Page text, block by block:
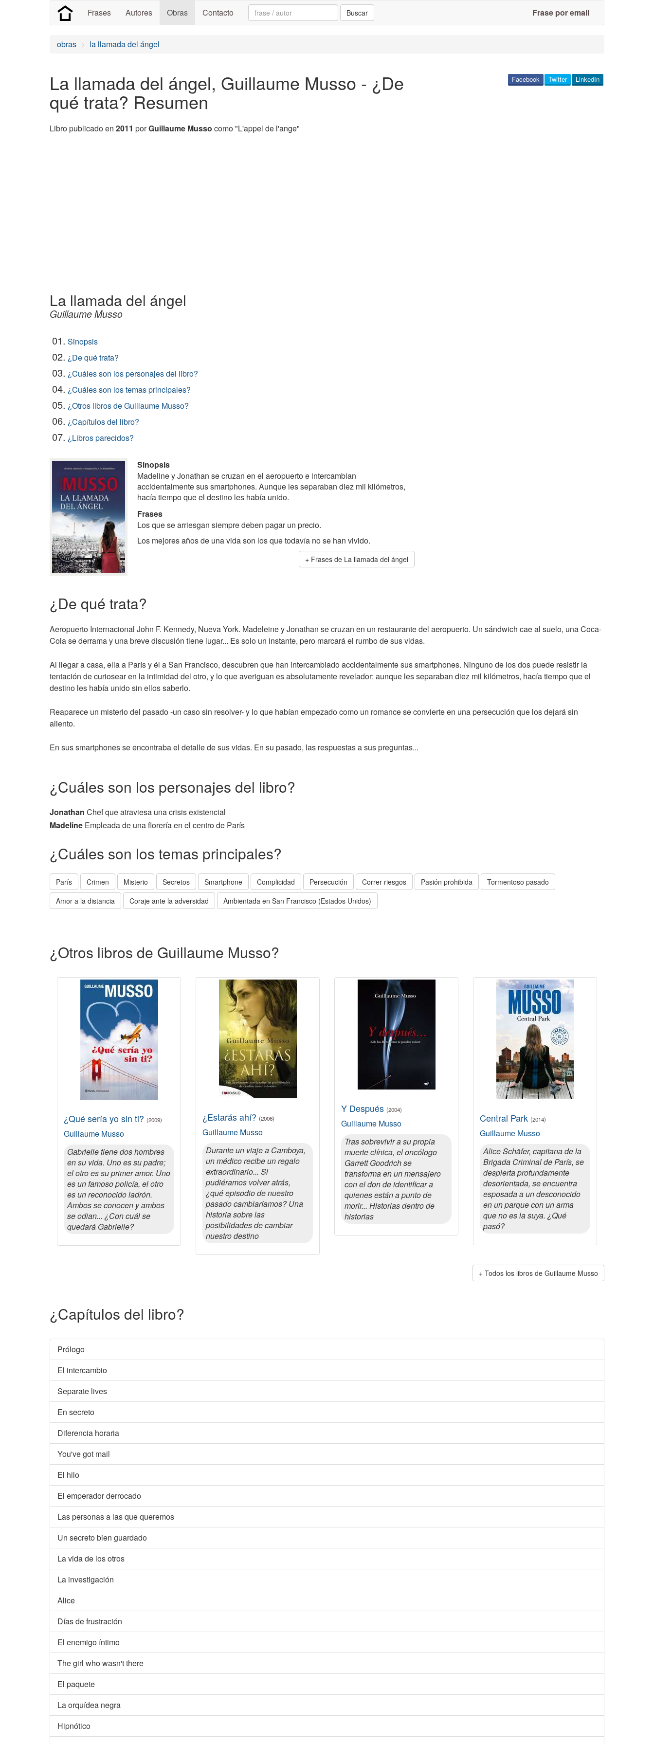
Frases Autores Obras Contacto Search: Buscar Frase por email
obras la llamada del ángel
La llamada del ángel, Guillaume Musso - ¿De
qué trata? Resumen
Libro publicado en 2011 porGuillaume Musso como "L'appel de l'ange"
LinkedIn
Twitter
Facebook
La llamada del ángel
Guillaume Musso
01. Sinopsis
02. ¿De qué trata?
03. ¿Cuáles son los personajes del libro?
04. ¿Cuáles son los temas principales?
05. ¿Otros libros de Guillaume Musso?
06. ¿Capítulos del libro?
07. ¿Libros parecidos?
Sinopsis
Madeline y Jonathan se cruzan en el aeropuerto e intercambian
accidentalmente sus smartphones. Aunque les separaban diez mil kilómetros,
hacía tiempo que el destino les había unido.
Frases
Los que se arriesgan siempre deben pagar un precio.
Los mejores años de una vida son los que todavía no se han vivido.
Frases de La llamada del ángel
¿De qué trata?
Aeropuerto Internacional John F. Kennedy, Nueva York. Madeleine y Jonathan se cruzan en un restaurante del aeropuerto. Un sándwich cae al suelo, una Coca-
Cola se derrama y una breve discusión tiene lugar... Es solo un instante, pero marcará el rumbo de sus vidas.
Al llegar a casa, ella a París y él a San Francisco, descubren que han intercambiado accidentalmente sus smartphones. Ninguno de los dos puede resistir la
tentación de curiosear en la intimidad del otro, y lo que averiguan es absolutamente revelador: aunque les separaban diez mil kilómetros, hacía tiempo que el
destino les había unido sin ellos saberlo.
Reaparece un misterio del pasado -un caso sin resolver- y lo que habían empezado como un romance se convierte en una persecución que los dejará sin
aliento.
En sus smartphones se encontraba el detalle de sus vidas. En su pasado, las respuestas a sus preguntas...
¿Cuáles son los personajes del libro?
Jonathan Chef que atraviesa una crisis existencial
Madeline Empleada de una florería en el centro de París
¿Cuáles son los temas principales?
París Crimen Misterio Secretos Smartphone Complicidad Persecución Correr riesgos Pasión prohibida
Tormentoso pasado
Amor a la distancia
Coraje ante la adversidad Ambientada en San Francisco (Estados Unidos)
¿Otros libros de Guillaume Musso?
¿Qué sería yo sin ti? (2009)
Guillaume Musso
Gabrielle tiene dos hombres
en su vida. Uno es su padre;
el otro es su primer amor. Uno
es un famoso policía, el otro
es un reconocido ladrón.
Ambos se conocen y ambos
se odian... ¿Con cuál se
quedará Gabrielle?
¿Estarás ahí? (2006)
Guillaume Musso
Durante un viaje a Camboya,
un médico recibe un regalo
extraordinario... Si
pudiéramos volver atrás,
¿qué episodio de nuestro
pasado cambiaríamos? Una
historia sobre las
posibilidades de cambiar
nuestro destino
Y Después (2004)
Guillaume Musso
Tras sobrevivir a su propia
muerte clínica, el oncólogo
Garrett Goodrich se
transforma en un mensajero
con el don de identificar a
quienes están a punto de
morir... Historias dentro de
historias
Central Park (2014)
Guillaume Musso
Alice Schäfer, capitana de la
Brigada Criminal de París, se
despierta profundamente
desorientada, se encuentra
esposada a un desconocido
en un parque con un arma
que no es la suya. ¿Qué
pasó?
Todos los libros de Guillaume Musso
¿Capítulos del libro?
Prólogo
El intercambio
Separate lives
En secreto
Diferencia horaria
You've got mail
El hilo
El emperador derrocado
Las personas a las que queremos
Un secreto bien guardado
La vida de los otros
La investigación
Alice
Días de frustración
El enemigo íntimo
The girl who wasn't there
El paquete
La orquídea negra
Hipnótico